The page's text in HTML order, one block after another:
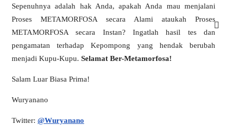
Sepenuhnya adalah hak Anda, apakah Anda mau menjalani
Proses METAMORFOSA secara Alami ataukah Proses
METAMORFOSA secara Instan? Ingatlah hasil tes dan
pengamatan terhadap Kepompong yang hendak berubah
menjadi Kupu-Kupu.Selamat Ber-Metamorfosa!
Salam Luar Biasa Prima!
Wuryanano
Twitter:@Wuryanano